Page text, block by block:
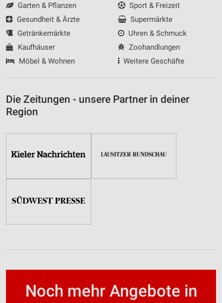
Garten & Pflanzen
Gesundheit & Ärzte
Getränkemärkte
Kaufhäuser
Möbel & Wohnen
Sport & Freizeit
Supermärkte
Uhren & Schmuck
Zoohandlungen
Weitere Geschäfte
Die Zeitungen - unsere Partner in deiner
Region
Noch mehr Angebote in